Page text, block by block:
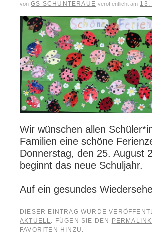
von GS SCHUNTERAUE veröffentlicht am 13.
Wir wünschen allen
Familien eine schöne
Donnerstag, den 25. August
beginnt das neue Schuljahr.
Auf ein gesundes
DIESER EINTRAG WURDE
AKTUELL. FÜGEN SIE DEN PERMALINK
FAVORITEN HINZU.